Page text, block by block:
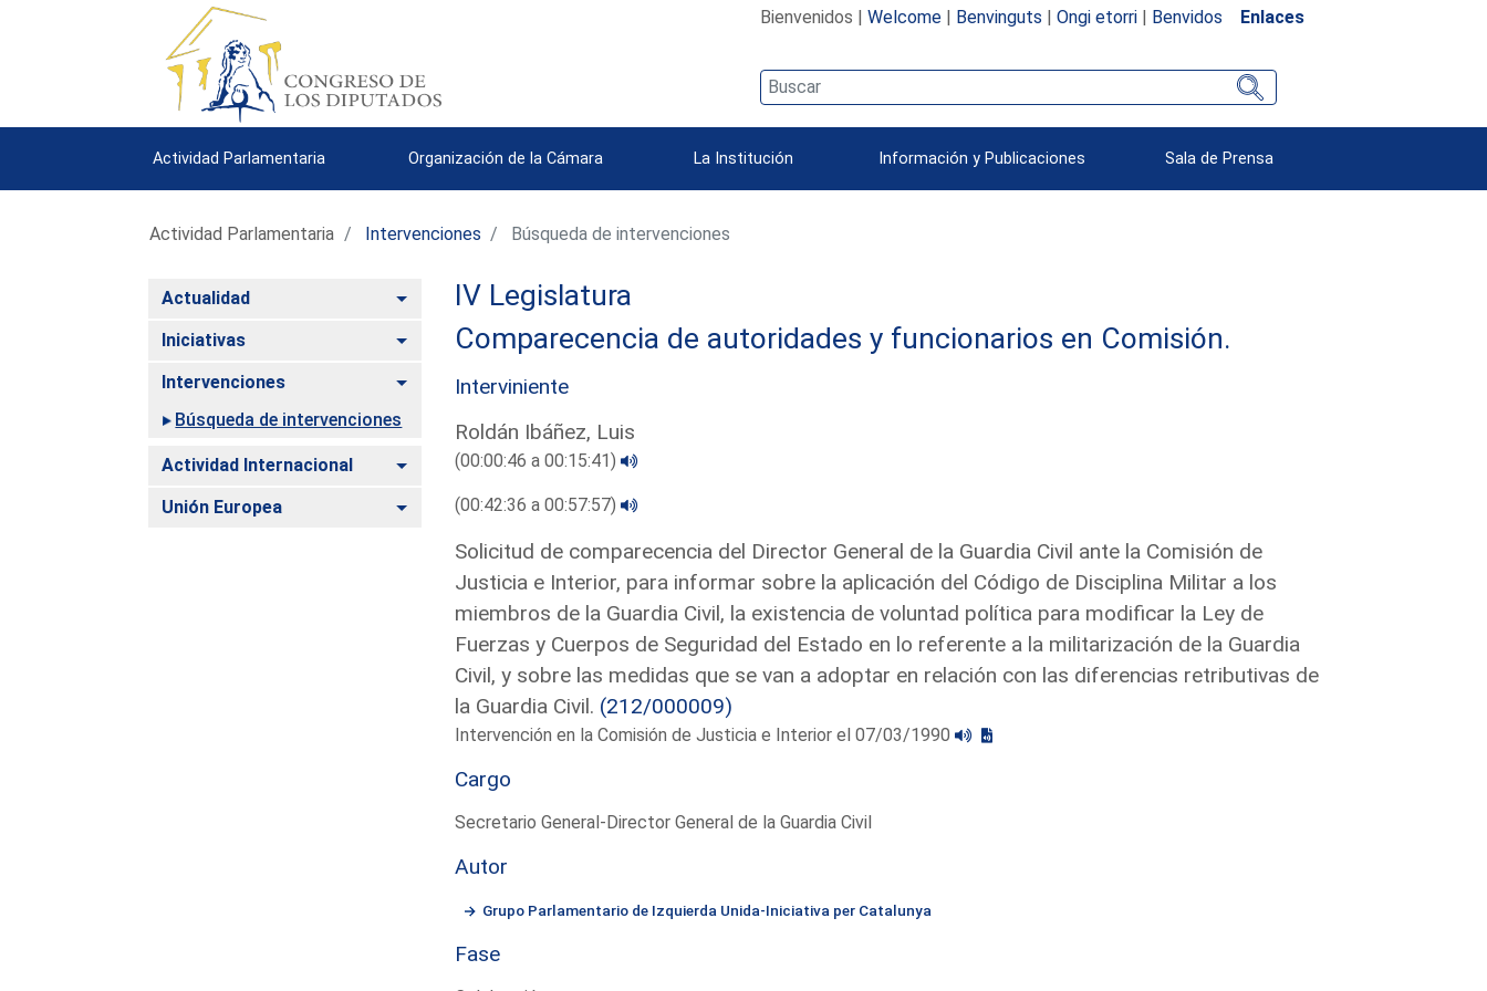
Bienvenidos | Welcome| Benvinguts | Ongi etorri| Benvidos Enlaces
Actividad Parlamentaria Organización de la Cámara La Institución Información y Publicaciones Sala de Prensa
Actividad Parlamentaria Intervenciones Búsqueda de intervenciones
Actualidad Alternar
Iniciativas Alternar
Intervenciones
Alternar
Búsqueda de intervenciones
Actividad Internacional Alternar
Unión Europea Alternar
IV Legislatura
Comparecencia de autoridades y funcionarios en Comisión.
Interviniente
Roldán Ibáñez, Luis
(00:00:46 a 00:15:41)
(00:42:36 a 00:57:57)
Solicitud de comparecencia del Director General de la Guardia Civil ante la Comisión de
Justicia e Interior, para informar sobre la aplicación del Código de Disciplina Militar a los
miembros de la Guardia Civil, la existencia de voluntad política para modificar la Ley de
Fuerzas y Cuerpos de Seguridad del Estado en lo referente a la militarización de la Guardia
Civil, y sobre las medidas que se van a adoptar en relación con las diferencias retributivas de
la Guardia Civil. (212/000009)
Intervención en la Comisión de Justicia e Interior el 07/03/1990
Cargo
Secretario General-Director General de la Guardia Civil
Autor
Grupo Parlamentario de Izquierda Unida-Iniciativa per Catalunya
Fase